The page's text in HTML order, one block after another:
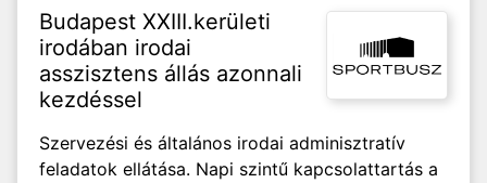
Budapest XXIII.kerületi
irodában irodai
asszisztens állás azonnali
kezdéssel
Szervezési és általános irodai adminisztratív
feladatok ellátása. Napi szintű kapcsolattartás a